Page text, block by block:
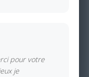
pour votre
je